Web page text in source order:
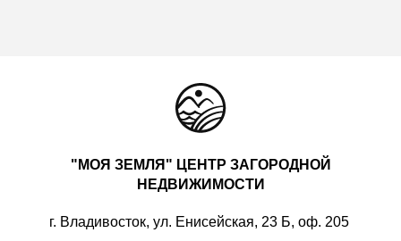
"МОЯ ЗЕМЛЯ" ЦЕНТР ЗАГОРОДНОЙ
НЕДВИЖИМОСТИ
г. Владивосток, ул. Енисейская, 23 Б, оф. 205